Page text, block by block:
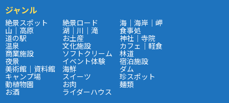
ジャンル
絶景スポット 絶景ロード 海｜海岸｜岬
山｜高原 湖｜川｜滝 食事処
道の駅 お土産 神社｜寺院
温泉 文化施設 カフェ｜軽食
商業施設 ソフトクリーム 林道
夜景 イベント体験 宿泊施設
美術館｜資料館 海鮮 ダム
キャンプ場 スイーツ 珍スポット
動植物園 お肉 麺類
お酒 ライダーハウス